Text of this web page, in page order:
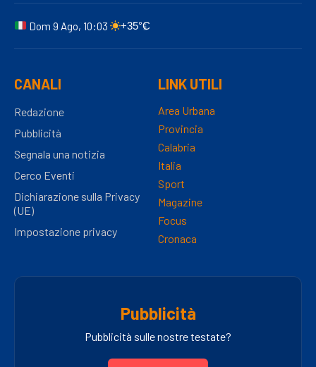
Dom 9 Ago, 10:03 +35°C
CANALI
Redazione
Pubblicità
Segnala una notizia
Cerco Eventi
Dichiarazione sulla Privacy
(UE)
Impostazione privacy
LINK UTILI
Area Urbana
Provincia
Calabria
Italia
Sport
Magazine
Focus
Cronaca
Pubblicità
Pubblicità sulle nostre testate?